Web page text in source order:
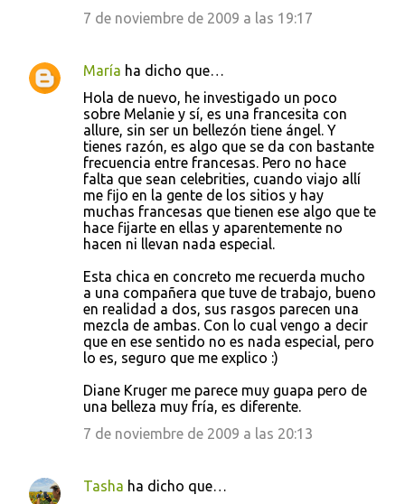
7 de noviembre de 2009 a las 19:17
María ha dicho que…
Hola de nuevo, he investigado un poco
sobre Melanie y sí, es una francesita con
allure, sin ser un bellezón tiene ángel. Y
tienes razón, es algo que se da con bastante
frecuencia entre francesas. Pero no hace
falta que sean celebrities, cuando viajo allí
me fijo en la gente de los sitios y hay
muchas francesas que tienen ese algo que te
hace fijarte en ellas y aparentemente no
hacen ni llevan nada especial.
Esta chica en concreto me recuerda mucho
a una compañera que tuve de trabajo, bueno
en realidad a dos, sus rasgos parecen una
mezcla de ambas. Con lo cual vengo a decir
que en ese sentido no es nada especial, pero
lo es, seguro que me explico :)
Diane Kruger me parece muy guapa pero de
una belleza muy fría, es diferente.
7 de noviembre de 2009 a las 20:13
Tasha ha dicho que…